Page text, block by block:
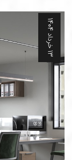
1
3
خ
ر
د
ا
د
1
4
0
4